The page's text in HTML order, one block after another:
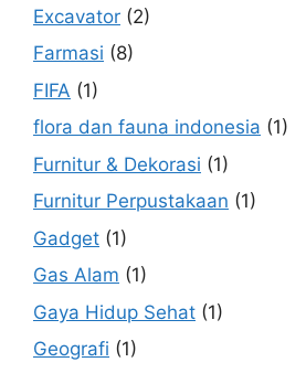
Excavator (2)
Farmasi (8)
FIFA (1)
flora dan fauna indonesia (1)
Furnitur & Dekorasi (1)
Furnitur Perpustakaan (1)
Gadget (1)
Gas Alam (1)
Gaya Hidup Sehat (1)
Geografi (1)